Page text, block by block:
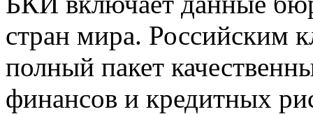
стран мира. Российским
полный пакет
финансов и кредитных